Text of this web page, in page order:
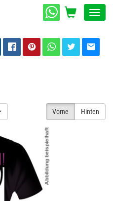
Vorne Hinten